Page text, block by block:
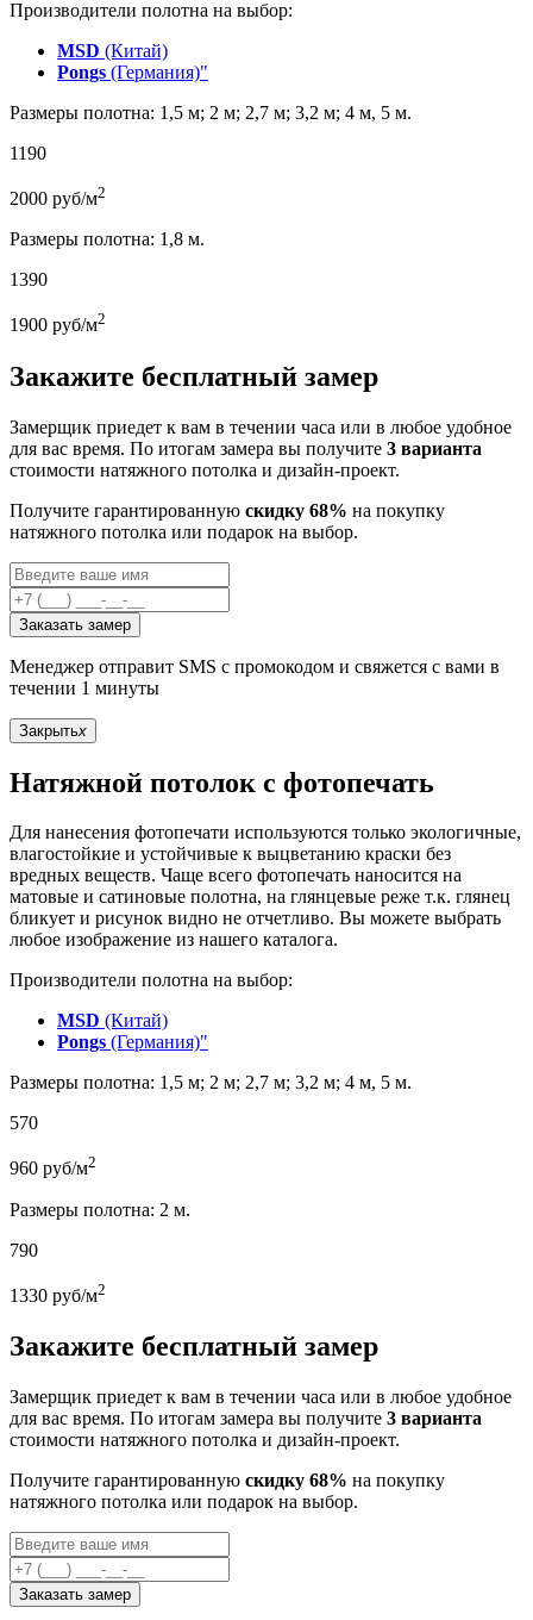
Производители полотна на выбор:
MSD (Китай)
Pongs (Германия)"
Размеры полотна: 1,5 м; 2 м; 2,7 м; 3,2 м; 4 м, 5 м.
1190
2000 руб/м2
Размеры полотна: 1,8 м.
1390
1900 руб/м2
Закажите бесплатный замер
Замерщик приедет к вам в течении часа или в любое удобное
для вас время. По итогам замера вы получите 3 варианта
стоимости натяжного потолка и дизайн-проект.
Получите гарантированную скидку 68% на покупку
натяжного потолка или подарок на выбор.
Заказать замер
Менеджер отправит SMS с промокодом и свяжется с вами в
течении 1 минуты
Закрытьx
Натяжной потолок с фотопечать
Для нанесения фотопечати используются только экологичные,
влагостойкие и устойчивые к выцветанию краски без
вредных веществ. Чаще всего фотопечать наносится на
матовые и сатиновые полотна, на глянцевые реже т.к. глянец
бликует и рисунок видно не отчетливо. Вы можете выбрать
любое изображение из нашего каталога.
Производители полотна на выбор:
MSD (Китай)
Pongs (Германия)"
Размеры полотна: 1,5 м; 2 м; 2,7 м; 3,2 м; 4 м, 5 м.
570
960 руб/м2
Размеры полотна: 2 м.
790
1330 руб/м2
Закажите бесплатный замер
Замерщик приедет к вам в течении часа или в любое удобное
для вас время. По итогам замера вы получите 3 варианта
стоимости натяжного потолка и дизайн-проект.
Получите гарантированную скидку 68% на покупку
натяжного потолка или подарок на выбор.
Заказать замер